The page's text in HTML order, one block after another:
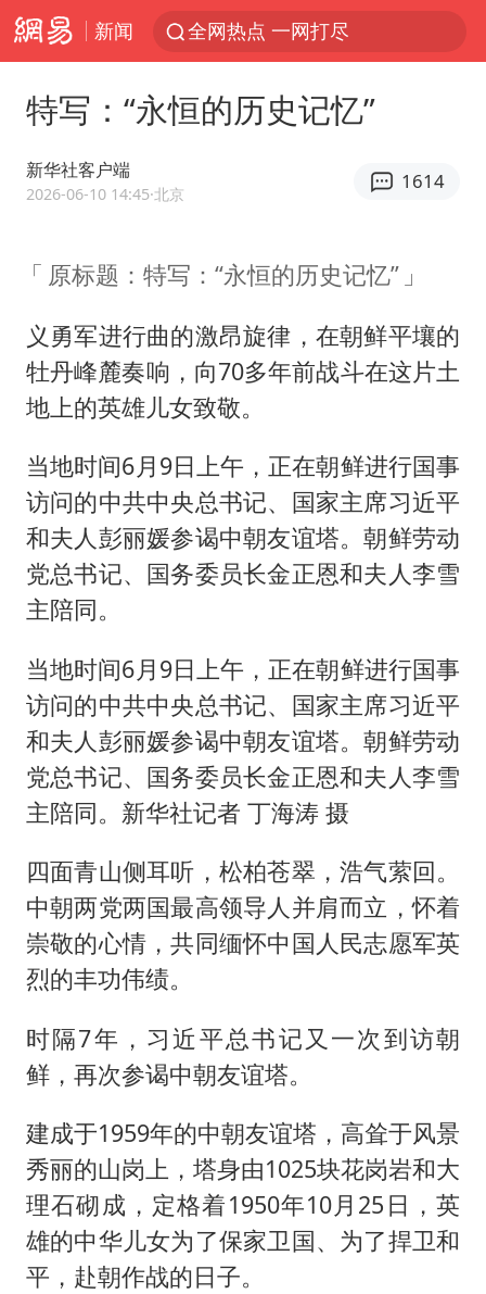
新闻 全网热点 一网打尽
特写：“永恒的历史记忆”
新华社客户端
2026-06-10 14:45·北京
1614
原标题：特写：“永恒的历史记忆”
义勇军进行曲的激昂旋律，在朝鲜平壤的
牡丹峰麓奏响，向70多年前战斗在这片土
地上的英雄儿女致敬。
当地时间6月9日上午，正在朝鲜进行国事
访问的中共中央总书记、国家主席习近平
和夫人彭丽媛参谒中朝友谊塔。朝鲜劳动
党总书记、国务委员长金正恩和夫人李雪
主陪同。
当地时间6月9日上午，正在朝鲜进行国事
访问的中共中央总书记、国家主席习近平
和夫人彭丽媛参谒中朝友谊塔。朝鲜劳动
党总书记、国务委员长金正恩和夫人李雪
主陪同。新华社记者 丁海涛 摄
四面青山侧耳听，松柏苍翠，浩气萦回。
中朝两党两国最高领导人并肩而立，怀着
崇敬的心情，共同缅怀中国人民志愿军英
烈的丰功伟绩。
时隔7年，习近平总书记又一次到访朝
鲜，再次参谒中朝友谊塔。
建成于1959年的中朝友谊塔，高耸于风景
秀丽的山岗上，塔身由1025块花岗岩和大
理石砌成，定格着1950年10月25日，英
雄的中华儿女为了保家卫国、为了捍卫和
平，赴朝作战的日子。